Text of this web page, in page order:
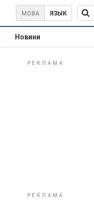
МОВА ЯЗЫК
Новини